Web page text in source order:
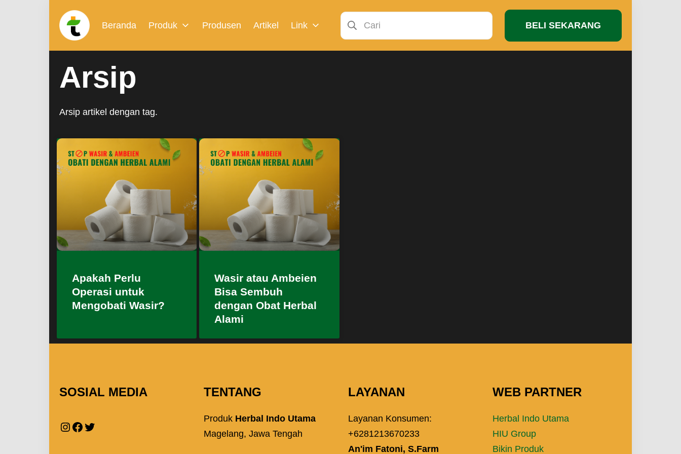
Beranda Produk Produsen Artikel Link BELI SEKARANG
Arsip
Arsip artikel dengan tag.
Apakah Perlu
Operasi untuk
Mengobati Wasir?
Wasir atau Ambeien
Bisa Sembuh
dengan Obat Herbal
Alami
SOSIAL MEDIA TENTANG
Produk Herbal Indo Utama
Magelang, Jawa Tengah
LAYANAN
Layanan Konsumen:
+6281213670233
An'im Fatoni, S.Farm
WEB PARTNER
Herbal Indo Utama
HIU Group
Bikin Produk